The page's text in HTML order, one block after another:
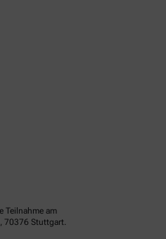
Teilnahme am
70376 Stuttgart.